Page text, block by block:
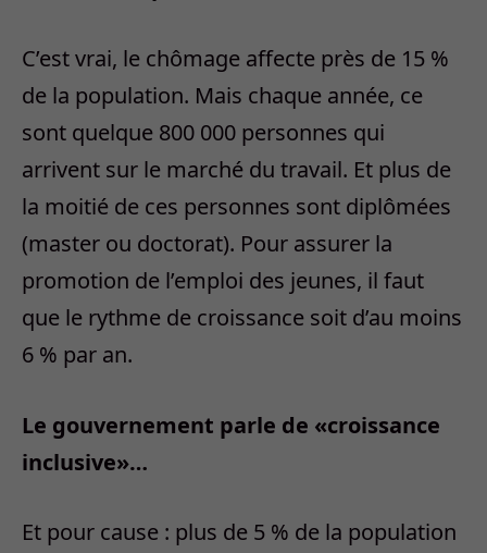
C’est vrai, le chômage affecte près de 15 %
de la population. Mais chaque année, ce
sont quelque 800 000 personnes qui
arrivent sur le marché du travail. Et plus de
la moitié de ces personnes sont diplômées
(master ou doctorat). Pour assurer la
promotion de l’emploi des jeunes, il faut
que le rythme de croissance soit d’au moins
6 % par an.
Le gouvernement parle de «croissance
inclusive»…
Et pour cause : plus de 5 % de la population